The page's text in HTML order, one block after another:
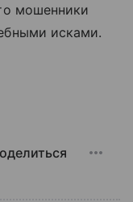
мошенники
исками.